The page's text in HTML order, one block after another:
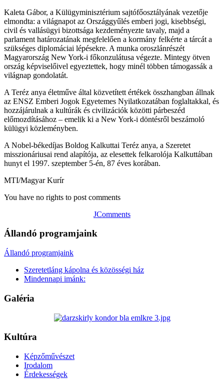
Kaleta Gábor, a Külügyminisztérium sajtófőosztályának vezetője
elmondta: a világnapot az Országgyűlés emberi jogi, kisebbségi,
civil és vallásügyi bizottsága kezdeményezte tavaly, majd a
parlament határozatának megfelelően a kormány felkérte a tárcát a
szükséges diplomáciai lépésekre. A munka oroszlánrészét
Magyarország New York-i főkonzulátusa végezte. Mintegy ötven
ország képviselőivel egyeztettek, hogy minél többen támogassák a
világnap gondolatát.
A Teréz anya életműve által közvetített értékek összhangban állnak
az ENSZ Emberi Jogok Egyetemes Nyilatkozatában foglaltakkal, és
hozzájárulnak a kultúrák és civilizációk közötti párbeszéd
előmozdításához – emelik ki a New York-i döntésről beszámoló
külügyi közleményben.
A Nobel-békedíjas Boldog Kalkuttai Teréz anya, a Szeretet
misszionáriusai rend alapítója, az elesettek felkarolója Kalkuttában
hunyt el 1997. szeptember 5-én, 87 éves korában.
MTI/Magyar Kurír
You have no rights to post comments
JComments
Állandó programjaink
Állandó programjaink
Szeretetláng kápolna és közösségi ház
Mindennapi imánk:
Galéria
Kultúra
Képzőművészet
Irodalom
Érdekességek